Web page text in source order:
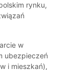
rynku,
w
ubezpieczeń
i mieszkań),